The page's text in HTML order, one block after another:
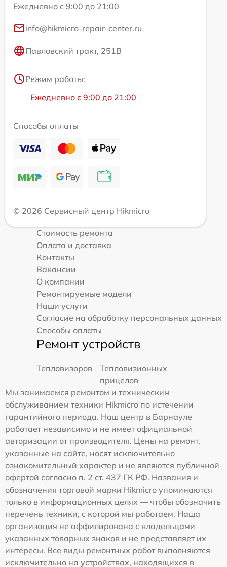
Ежедневно с 9:00 до 21:00
info@hikmicro-repair-center.ru
Павловский тракт, 251В
Режим работы:
Ежедневно с 9:00 до 21:00
Способы оплаты
© 2026 Сервисный центр Hikmicro
Стоимость ремонта
Оплата и доставка
Контакты
Вакансии
О компании
Ремонтируемые модели
Наши услуги
Согласие на обработку персональных данных
Способы оплаты
Ремонт устройств
Тепловизоров
Тепловизионных
прицелов
Мы занимаемся ремонтом и техническим
обслуживанием техники Hikmicro по истечении
гарантийного периода. Наш центр в Барнауле
работает независимо и не имеет официальной
авторизации от производителя. Цены на ремонт,
указанные на сайте, носят исключительно
ознакомительный характер и не являются публичной
офертой согласно п. 2 ст. 437 ГК РФ. Названия и
обозначения торговой марки Hikmicro упоминаются
только в информационных целях — чтобы обозначить
перечень техники, с которой мы работаем. Наша
организация не аффилирована с владельцами
указанных товарных знаков и не представляет их
интересы. Все виды ремонтных работ выполняются
исключительно на устройствах, находящихся в